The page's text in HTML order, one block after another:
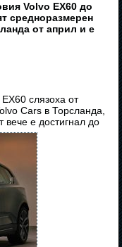
Volvo EX60 до
средноразмерен
от април и е
слязоха от
Cars в Торсланда,
е достигнал до